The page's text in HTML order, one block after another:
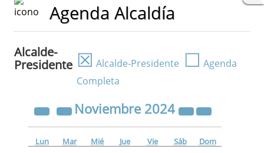
Agenda Alcaldía
Alcalde-
Presidente ☒ Alcalde-Presidente ☐ Agenda
Completa
Noviembre 2024
Lun Mar Mié Jue Vie Sáb Dom